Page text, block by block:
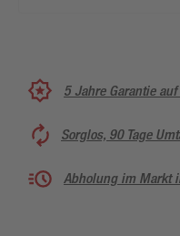
5 Jahre Garantie
Sorglos, 90 Tage
Abholung im Markt